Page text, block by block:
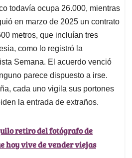
todavía ocupa 26.000, mientras
en marzo de 2025 un contrato
metros, que incluían tres
como lo registró la
Semana. El acuerdo venció
parece dispuesto a irse.
cada uno vigila sus portones
la entrada de extraños.
retiro del fotógrafo de
hoy vive de vender viejas